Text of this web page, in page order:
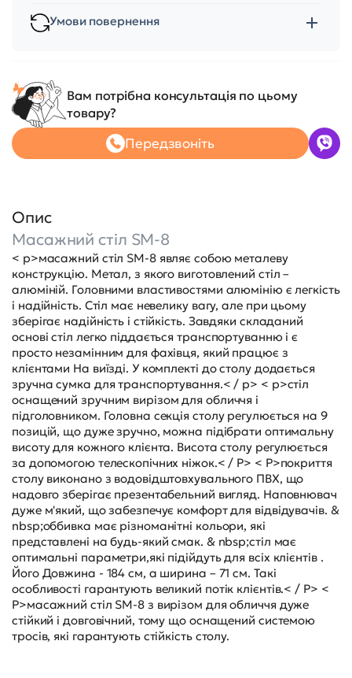
Умови повернення
Вам потрібна консультація по цьому
товару?
Передзвоніть
Опис
Масажний стіл SM-8
< p>масажний стіл SM-8 являє собою металеву
конструкцію. Метал, з якого виготовлений стіл –
алюміній. Головними властивостями алюмінію є легкість
і надійність. Стіл має невелику вагу, але при цьому
зберігає надійність і стійкість. Завдяки складаний
основі стіл легко піддається транспортуванню і є
просто незамінним для фахівця, який працює з
клієнтами На виїзді. У комплекті до столу додається
зручна сумка для транспортування.< / p> < p>стіл
оснащений зручним вирізом для обличчя і
підголовником. Головна секція столу регулюється на 9
позицій, що дуже зручно, можна підібрати оптимальну
висоту для кожного клієнта. Висота столу регулюється
за допомогою телескопічних ніжок.< / P> < P>покриття
столу виконано з водовідштовхувального ПВХ, що
надовго зберігає презентабельний вигляд. Наповнювач
дуже м'який, що забезпечує комфорт для відвідувачів. &
nbsp;оббивка має різноманітні кольори, які
представлені на будь-який смак. & nbsp;стіл має
оптимальні параметри,які підійдуть для всіх клієнтів .
Його Довжина - 184 см, а ширина – 71 см. Такі
особливості гарантують великий потік клієнтів.< / P> <
P>масажний стіл SM-8 з вирізом для обличчя дуже
стійкий і довговічний, тому що оснащений системою
тросів, які гарантують стійкість столу.